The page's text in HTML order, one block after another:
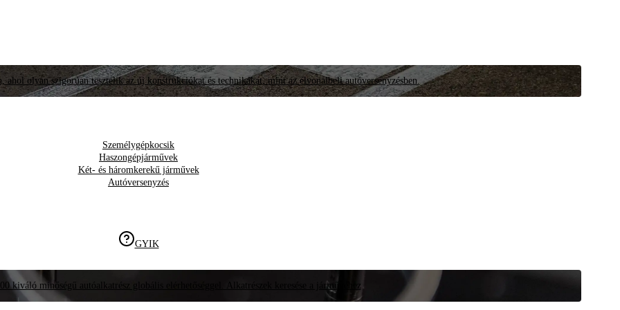
ahol olyan szigorúan tesztelik az új konstrukciókat és technikákat, mint az élvonalbeli autóversenyzésben.
Személygépkocsik
Haszongépjárművek
Két- és háromkerekű járművek
Autóversenyzés
GYIK
kiváló minőségű autóalkatrész globális elérhetőséggel. Alkatrészek keresése a járművéhez